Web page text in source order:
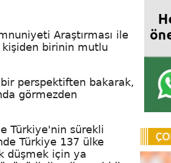
Araştırması ile
birinin mutlu
bir perspektiften bakarak,
görmezden
Türkiye'nin sürekli
Türkiye 137 ülke
düşmek için ya